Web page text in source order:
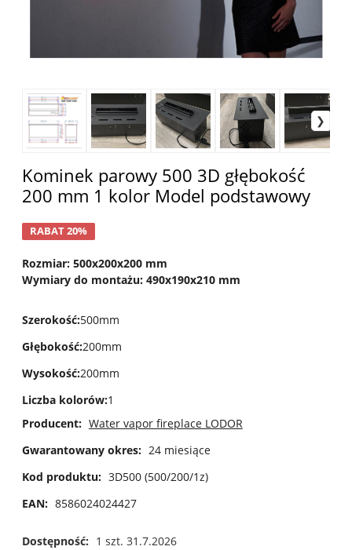
Kominek parowy 500 3D głębokość
200 mm 1 kolor Model podstawowy
RABAT 20%
Rozmiar: 500x200x200 mm
Wymiary do montażu: 490x190x210 mm
Szerokość:500mm
Głębokość:200mm
Wysokość:200mm
Liczba kolorów:1
Producent: Water vapor fireplace LODOR
Gwarantowany okres: 24 miesiące
Kod produktu: 3D500 (500/200/1z)
EAN: 8586024024427
Dostępność: 1 szt. 31.7.2026